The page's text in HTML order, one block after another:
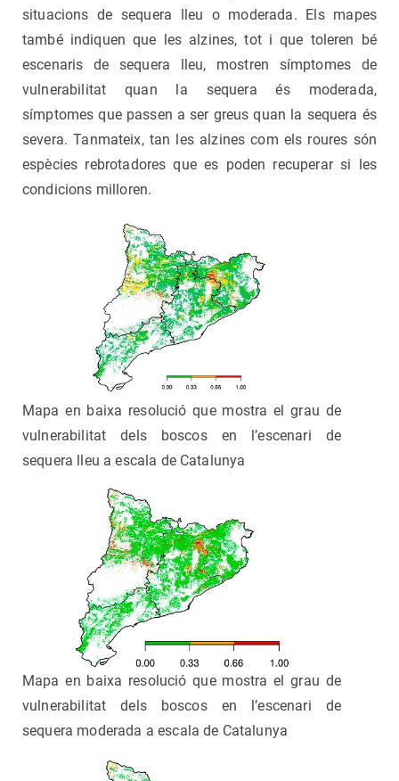
situacions de sequera lleu o moderada. Els mapes
també indiquen que les alzines, tot i que toleren bé
escenaris de sequera lleu, mostren símptomes de
vulnerabilitat quan la sequera és moderada,
símptomes que passen a ser greus quan la sequera és
severa. Tanmateix, tan les alzines com els roures són
espècies rebrotadores que es poden recuperar si les
condicions milloren.
Mapa en baixa resolució que mostra el grau de
vulnerabilitat dels boscos en l’escenari de
sequera lleu a escala de Catalunya
Mapa en baixa resolució que mostra el grau de
vulnerabilitat dels boscos en l’escenari de
sequera moderada a escala de Catalunya